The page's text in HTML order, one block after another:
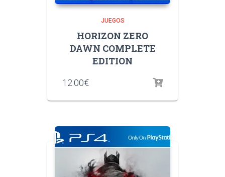
JUEGOS
HORIZON ZERO
DAWN COMPLETE
EDITION
12.00€